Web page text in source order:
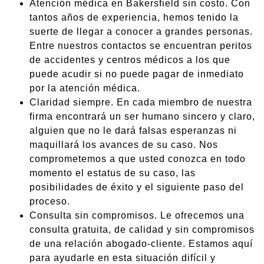
Atención médica en Bakersfield sin costo. Con
tantos años de experiencia, hemos tenido la
suerte de llegar a conocer a grandes personas.
Entre nuestros contactos se encuentran peritos
de accidentes y centros médicos a los que
puede acudir si no puede pagar de inmediato
por la atención médica.
Claridad siempre. En cada miembro de nuestra
firma encontrará un ser humano sincero y claro,
alguien que no le dará falsas esperanzas ni
maquillará los avances de su caso. Nos
comprometemos a que usted conozca en todo
momento el estatus de su caso, las
posibilidades de éxito y el siguiente paso del
proceso.
Consulta sin compromisos. Le ofrecemos una
consulta gratuita, de calidad y sin compromisos
de una relación abogado-cliente. Estamos aquí
para ayudarle en esta situación difícil y